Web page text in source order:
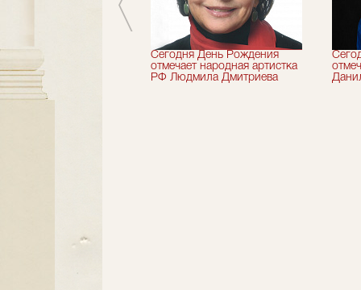
искусств
Николай Максимов
Сегодня День Рождения
отмечает народная артистка
РФ Людмила Дмитриева